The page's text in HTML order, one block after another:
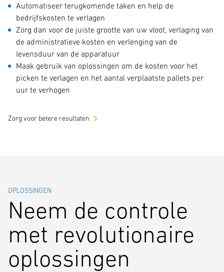
Automatiseer terugkomende taken en help de
bedrijfskosten te verlagen
Zorg dan voor de juiste grootte van uw vloot, verlaging van
de administratieve kosten en verlenging van de
levensduur van de apparatuur
Maak gebruik van oplossingen om de kosten voor het
picken te verlagen en het aantal verplaatste pallets per
uur te verhogen
Zorg voor betere resultaten
OPLOSSINGEN
Neem de controle
met revolutionaire
oplossingen